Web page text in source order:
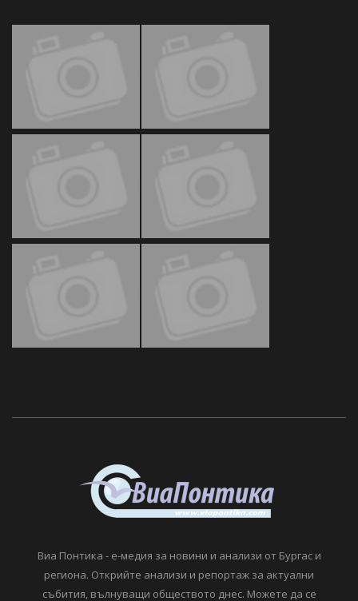
Виа Понтика - е-медия за новини и анализи от Бургас и
региона. Открийте анализи и репортаж за актуални
събития, вълнуващи обществото днес. Можете да се